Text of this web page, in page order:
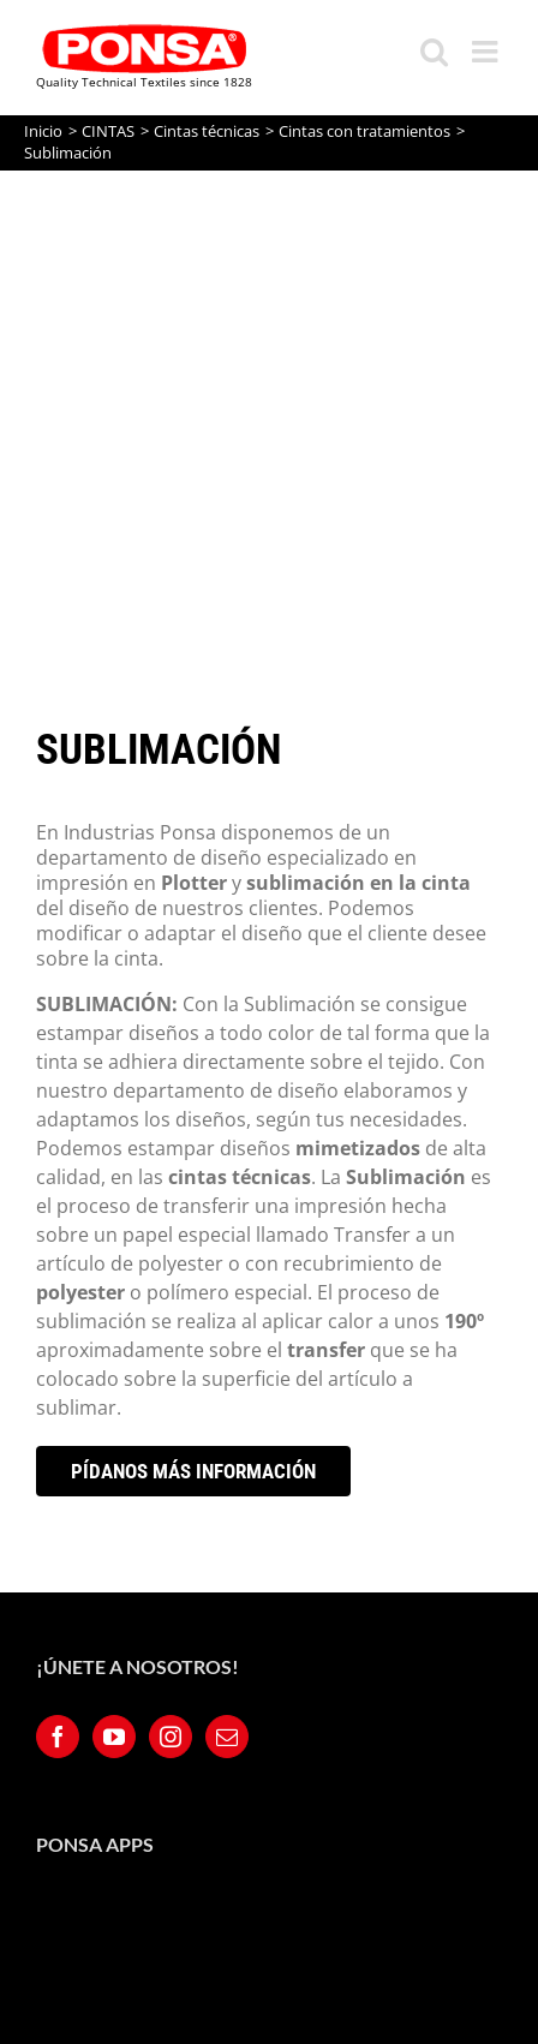
Saltar
contenido
Quality Technical Textiles since 1828
Inicio CINTAS Cintas técnicas
Cintas con tratamientos
Sublimación
SUBLIMACIÓN
En Industrias Ponsa disponemos de un
departamento de diseño especializado en
impresión en Plotterysublimación en la cinta
del diseño de nuestros clientes. Podemos
modificar o adaptar el diseño que el cliente desee
sobre la cinta.
SUBLIMACIÓN: Con la Sublimación se consigue
estampar diseños a todo color de tal forma que la
tinta se adhiera directamente sobre el tejido. Con
nuestro departamento de diseño elaboramos y
adaptamos los diseños, según tus necesidades.
Podemos estampar diseños mimetizadosde alta
calidad, en las cintas técnicas. La Sublimación es
el proceso de transferir una impresión hecha
sobre un papel especial llamado Transfer a un
artículo de polyester o con recubrimiento de
polyestero polímero especial. El proceso de
sublimación se realiza al aplicar calor a unos 190º
aproximadamente sobre el transferque se ha
colocado sobre la superficie del artículo a
sublimar.
PÍDANOS MÁS INFORMACIÓN
¡ÚNETE A NOSOTROS!
PONSA APPS